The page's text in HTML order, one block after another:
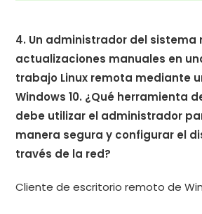
4. Un administrador del sistema
actualizaciones manuales en
trabajo Linux remota mediante
Windows 10. ¿Qué herramienta
debe utilizar el administrador
manera segura y configurar el
través de la red?
Cliente de escritorio remoto de